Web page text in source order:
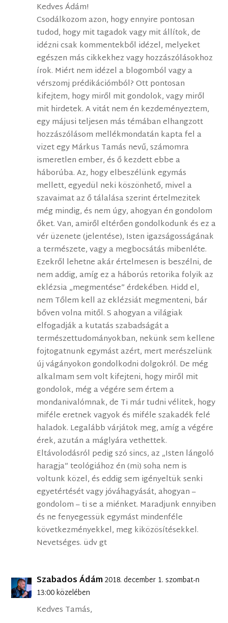
Kedves Ádám!
Csodálkozom azon, hogy ennyire pontosan
tudod, hogy mit tagadok vagy mit állítok, de
idézni csak kommentekből idézel, melyeket
egészen más cikkekhez vagy hozzászólásokhoz
írok. Miért nem idézel a blogomból vagy a
vérszomj prédikációmból? Ott pontosan
kifejtem, hogy miről mit gondolok, vagy miről
mit hirdetek. A vitát nem én kezdeményeztem,
egy májusi teljesen más témában elhangzott
hozzászólásom mellékmondatán kapta fel a
vizet egy Márkus Tamás nevű, számomra
ismeretlen ember, és ő kezdett ebbe a
háborúba. Az, hogy elbeszélünk egymás
mellett, egyedül neki köszönhető, mivel a
szavaimat az ő tálalása szerint értelmezitek
még mindig, és nem úgy, ahogyan én gondolom
őket. Van, amiről eltérően gondolkodunk és ez a
vér üzenete (jelentése), Isten igazságosságának
a természete, vagy a megbocsátás mibenléte.
Ezekről lehetne akár értelmesen is beszélni, de
nem addig, amíg ez a háborús retorika folyik az
eklézsia „megmentése” érdekében. Hidd el,
nem Tőlem kell az eklézsiát megmenteni, bár
bőven volna mitől. S ahogyan a világiak
elfogadják a kutatás szabadságát a
természettudományokban, nekünk sem kellene
fojtogatnunk egymást azért, mert merészelünk
új vágányokon gondolkodni dolgokról. De még
alkalmam sem volt kifejteni, hogy miről mit
gondolok, még a végére sem értem a
mondanivalómnak, de Ti már tudni vélitek, hogy
miféle eretnek vagyok és miféle szakadék felé
haladok. Legalább várjátok meg, amíg a végére
érek, azután a máglyára vethettek.
Eltávolodásról pedig szó sincs, az „Isten lángoló
haragja” teológiához én (mi) soha nem is
voltunk közel, és eddig sem igényeltük senki
egyetértését vagy jóváhagyását, ahogyan –
gondolom – ti se a miénket. Maradjunk ennyiben
és ne fenyegessük egymást mindenféle
következményekkel, meg kiközösítésekkel.
Nevetséges. üdv gt
Szabados Ádám2018. december 1. szombat-n
13:00 közelében
Kedves Tamás,